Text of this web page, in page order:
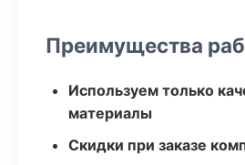
Преимущества
Используем только
материалы
Скидки при заказе